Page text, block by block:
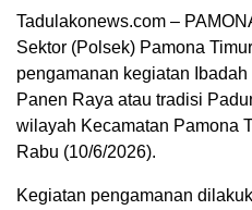
Tadulakonews.com –
Sektor (Polsek) Pamona
pengamanan kegiatan
Panen Raya atau tradisi
wilayah Kecamatan Pamona
Rabu (10/6/2026).
Kegiatan pengamanan